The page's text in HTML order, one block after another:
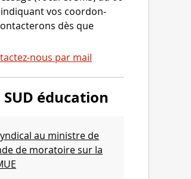
indi­quant vos coor­don­
dès que
nous par mail
éducation
au ministre de
de moratoire sur la